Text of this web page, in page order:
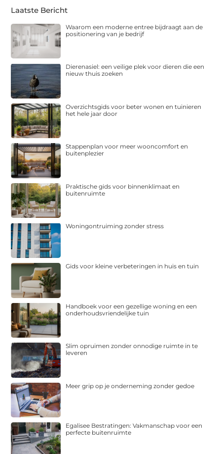
Laatste Bericht
Waarom een moderne entree bijdraagt aan de
positionering van je bedrijf
Dierenasiel: een veilige plek voor dieren die een
nieuw thuis zoeken
Overzichtsgids voor beter wonen en tuinieren
het hele jaar door
Stappenplan voor meer wooncomfort en
buitenplezier
Praktische gids voor binnenklimaat en
buitenruimte
Woningontruiming zonder stress
Gids voor kleine verbeteringen in huis en tuin
Handboek voor een gezellige woning en een
onderhoudsvriendelijke tuin
Slim opruimen zonder onnodige ruimte in te
leveren
Meer grip op je onderneming zonder gedoe
Egalisee Bestratingen: Vakmanschap voor een
perfecte buitenruimte